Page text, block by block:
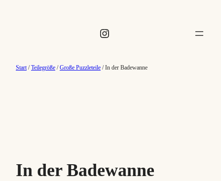
Instagram
Start/Teilegröße /Große Puzzleteile / In der Badewanne
In der Badewanne